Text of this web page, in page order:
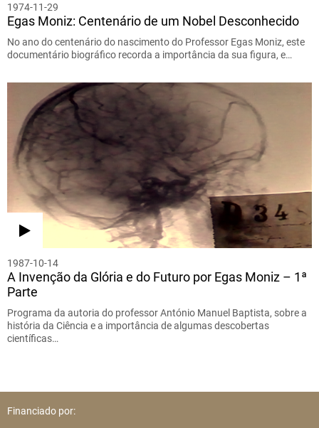
1974-11-29
Egas Moniz: Centenário de um Nobel Desconhecido
No ano do centenário do nascimento do Professor Egas Moniz, este
documentário biográfico recorda a importância da sua figura, e…
1987-10-14
A Invenção da Glória e do Futuro por Egas Moniz – 1ª
Parte
Programa da autoria do professor António Manuel Baptista, sobre a
história da Ciência e a importância de algumas descobertas
científicas…
Financiado por: